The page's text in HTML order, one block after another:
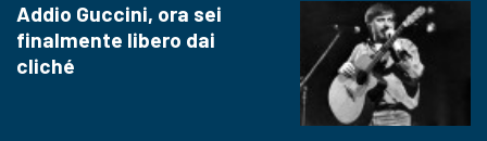
Addio Guccini, ora sei
finalmente libero dai
cliché